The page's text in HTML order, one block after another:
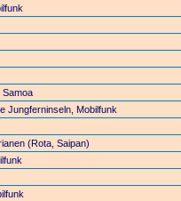
Samoa
Jungferninseln, Mobilfunk
(Rota, Saipan)